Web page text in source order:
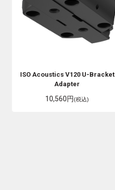
ISO Acoustics V120 U-Bracket
Adapter
10,560円(税込)